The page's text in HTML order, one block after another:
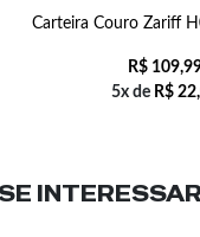
Carteira Couro Zariff
R$
5x de R$